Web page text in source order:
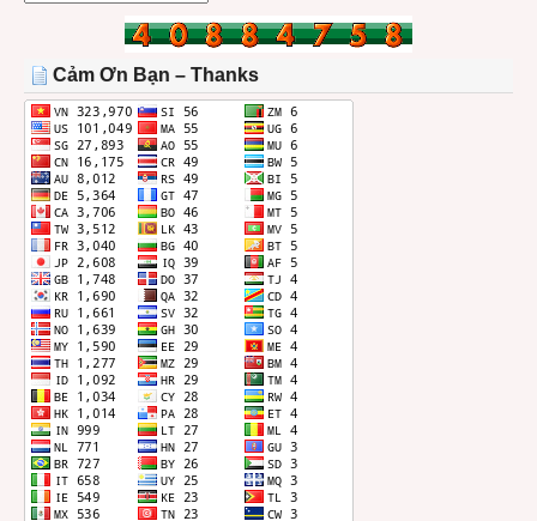
THÁNG
Cảm Ơn Bạn – Thanks